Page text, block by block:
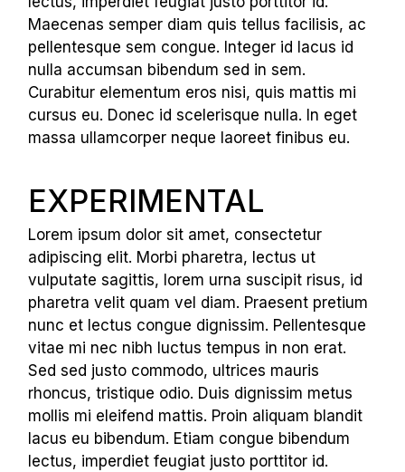
Maecenas semper diam quis tellus facilisis, ac
pellentesque sem congue. Integer id lacus id
nulla accumsan bibendum sed in sem.
Curabitur elementum eros nisi, quis mattis mi
cursus eu. Donec id scelerisque nulla. In eget
massa ullamcorper neque laoreet finibus eu.
EXPERIMENTAL
Lorem ipsum dolor sit amet, consectetur
adipiscing elit. Morbi pharetra, lectus ut
vulputate sagittis, lorem urna suscipit risus, id
pharetra velit quam vel diam. Praesent pretium
nunc et lectus congue dignissim. Pellentesque
vitae mi nec nibh luctus tempus in non erat.
Sed sed justo commodo, ultrices mauris
rhoncus, tristique odio. Duis dignissim metus
mollis mi eleifend mattis. Proin aliquam blandit
lacus eu bibendum. Etiam congue bibendum
lectus, imperdiet feugiat justo porttitor id.